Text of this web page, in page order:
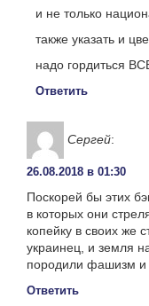
и не только
также указать и
надо гордиться
Ответить
Сергей:
26.08.2018 в 01:30
Поскорей бы этих
в которых они
копейку в своих же
украинец, и земля
породили фашизм и
Ответить